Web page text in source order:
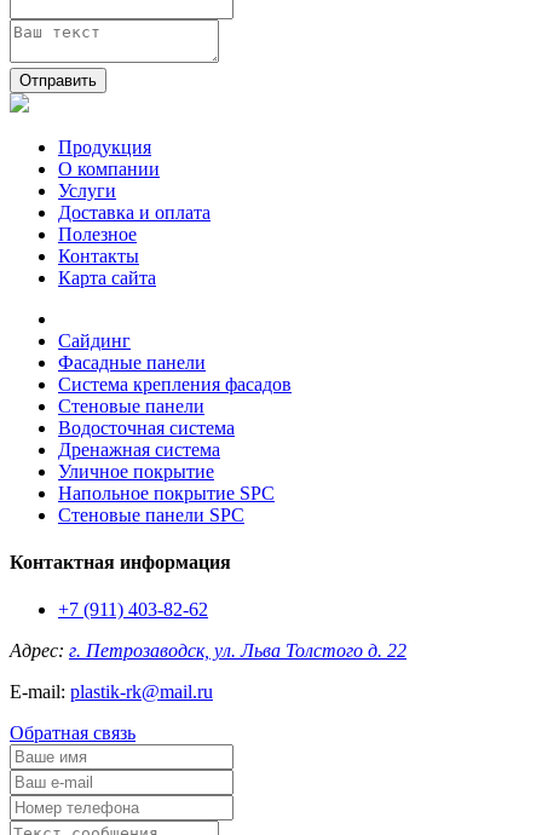
Отправить
Продукция
О компании
Услуги
Доставка и оплата
Полезное
Контакты
Карта сайта
Сайдинг
Фасадные панели
Система крепления фасадов
Стеновые панели
Водосточная система
Дренажная система
Уличное покрытие
Напольное покрытие SPC
Стеновые панели SPC
Контактная информация
+7 (911) 403-82-62
Адрес: г. Петрозаводск, ул. Льва Толстого д. 22
E-mail: plastik-rk@mail.ru
Обратная связь